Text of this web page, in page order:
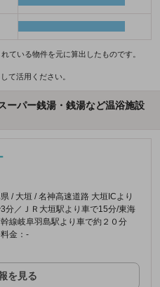
ている物件を元に算出したものです。
て活用ください。
ーパー銭湯・銭湯など温浴施設
/ 大垣 / 名神高速道路 大垣ICより
分／ＪＲ大垣駅より車で15分/東海
線岐阜羽島駅より車で約２０分
金：-
を見る